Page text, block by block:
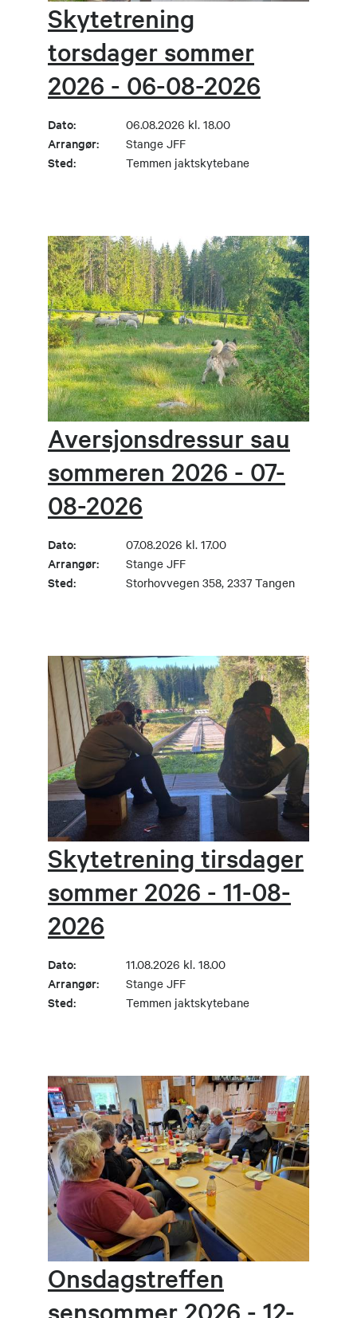
Skytetrening
torsdager sommer
2026 - 06-08-2026
Dato: 06.08.2026 kl. 18.00
Arrangør: Stange JFF
Sted: Temmen jaktskytebane
Aversjonsdressur sau
sommeren 2026 - 07-
08-2026
Dato: 07.08.2026 kl. 17.00
Arrangør: Stange JFF
Sted: Storhovvegen 358, 2337 Tangen
Skytetrening tirsdager
sommer 2026 - 11-08-
2026
Dato: 11.08.2026 kl. 18.00
Arrangør: Stange JFF
Sted: Temmen jaktskytebane
Onsdagstreffen
sensommer 2026 - 12-